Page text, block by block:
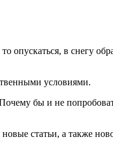
опускаться, в снегу
условиями.
Почему бы и не
статьи, а также